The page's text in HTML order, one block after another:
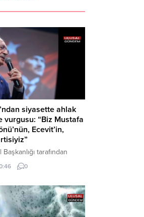
siyasette ahlak
vurgusu: “Biz Mustafa
Ecevit’in,
tarafından
Katılım Töreni’nde
Kılıçdaroğlu; partinin
Aile
kadar birçok kritik
net mesajlar verdi. Haber
0